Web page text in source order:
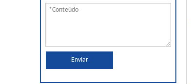
Enviar